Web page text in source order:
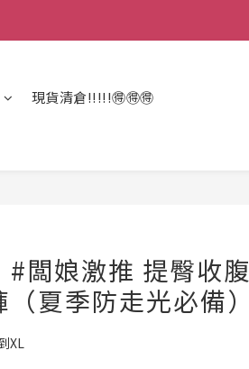
現貨清倉!!!!!🉐🉐🉐
#闆娘激推 提臀收腹
夏季防走光必備）
XL